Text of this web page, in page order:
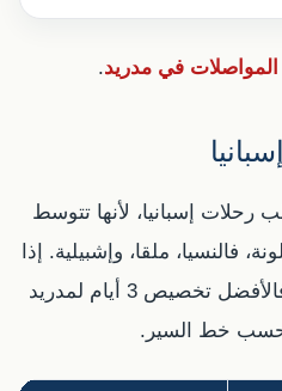
المواصلات في مدريد.
إسبانيا، لأنها تتوسط
فالنسيا، ملقا، وإشبيلية. إذا
كانت رحلتك 7 إلى 10 أيام، فالأفضل تخصيص 3 أيام لمدريد
حسب خط السير.